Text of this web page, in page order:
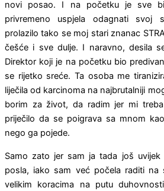
novi posao. I na početku je sve
privremeno uspjela odagnati svoj
prolazilo tako se moj stari znanac
češće i sve dulje. I naravno, desila
Direktor koji je na početku bio
se rijetko sreće. Ta osoba me
liječila od karcinoma na najbrutalniji
borim za život, da radim jer mi
priječilo da se poigrava sa mnom
nego ga pojede.
Samo zato jer sam ja tada još
posla, iako sam već počela raditi na
velikim koracima na putu